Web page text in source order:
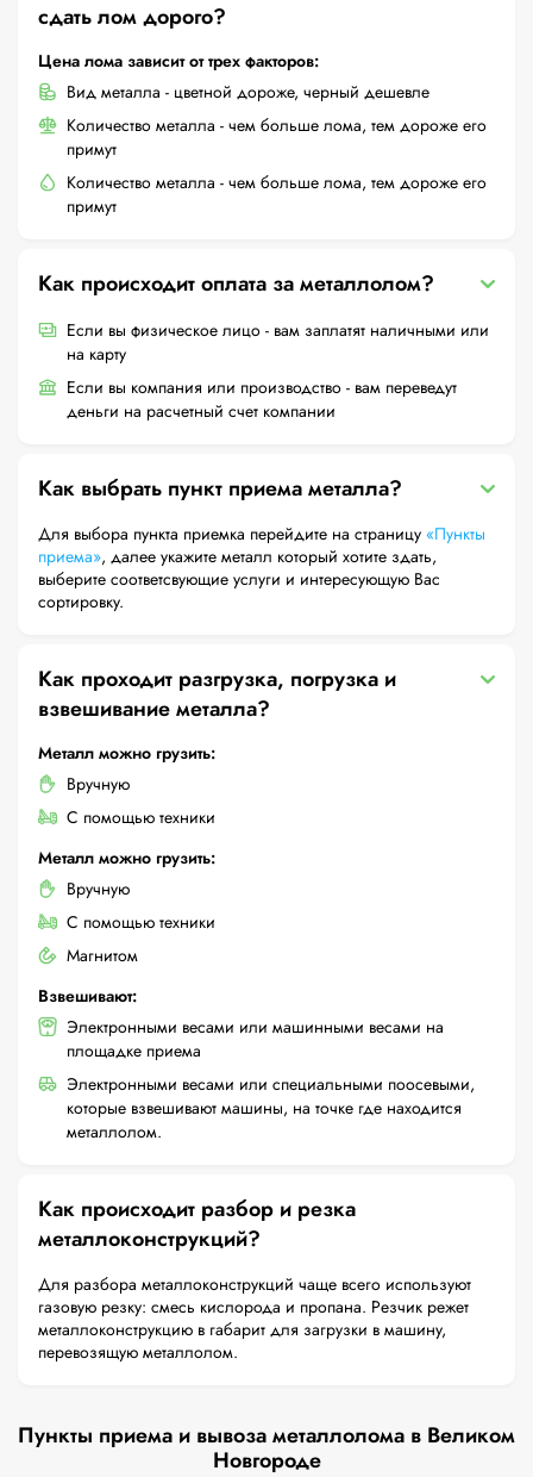
сдать лом дорого?
Цена лома зависит от трех факторов:
Вид металла - цветной дороже, черный дешевле
Количество металла - чем больше лома, тем дороже его
примут
Количество металла - чем больше лома, тем дороже его
примут
Как происходит оплата за металлолом?
Если вы физическое лицо - вам заплатят наличными или
на карту
Если вы компания или производство - вам переведут
деньги на расчетный счет компании
Как выбрать пункт приема металла?
Для выбора пункта приемка перейдите на страницу «Пункты
приема», далее укажите металл который хотите здать,
выберите соответсвующие услуги и интересующую Вас
сортировку.
Как проходит разгрузка, погрузка и
взвешивание металла?
Металл можно грузить:
Вручную
С помощью техники
Металл можно грузить:
Вручную
С помощью техники
Магнитом
Взвешивают:
Электронными весами или машинными весами на
площадке приема
Электронными весами или специальными поосевыми,
которые взвешивают машины, на точке где находится
металлолом.
Как происходит разбор и резка
металлоконструкций?
Для разбора металлоконструкций чаще всего используют
газовую резку: смесь кислорода и пропана. Резчик режет
металлоконструкцию в габарит для загрузки в машину,
перевозящую металлолом.
Пункты приема и вывоза металлолома в Великом
Новгороде